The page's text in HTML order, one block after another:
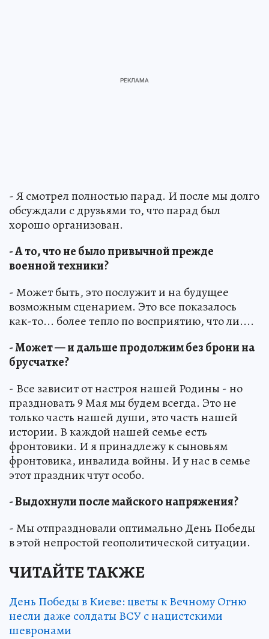
- Я смотрел полностью парад. И после мы долго
обсуждали с друзьями то, что парад был
хорошо организован.
- А то, что не было привычной прежде
военной техники?
- Может быть, это послужит и на будущее
возможным сценарием. Это все показалось
как-то... более тепло по восприятию, что ли....
- Может — и дальше продолжим без брони на
брусчатке?
- Все зависит от настроя нашей Родины - но
праздновать 9 Мая мы будем всегда. Это не
только часть нашей души, это часть нашей
истории. В каждой нашей семье есть
фронтовики. И я принадлежу к сыновьям
фронтовика, инвалида войны. И у нас в семье
этот праздник чтут особо.
- Выдохнули после майского напряжения?
- Мы отпраздновали оптимально День Победы
в этой непростой геополитической ситуации.
ЧИТАЙТЕ ТАКЖЕ
День Победы в Киеве: цветы к Вечному Огню
несли даже солдаты ВСУ с нацистскими
шевронами